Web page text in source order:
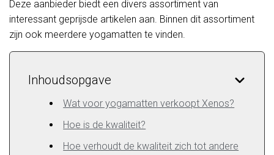
Deze aanbieder biedt een divers assortiment van
interessant geprijsde artikelen aan. Binnen dit assortiment
zijn ook meerdere yogamatten te vinden.
Inhoudsopgave
Wat voor yogamatten verkoopt Xenos?
Hoe is de kwaliteit?
Hoe verhoudt de kwaliteit zich tot andere